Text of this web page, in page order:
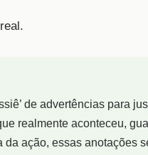
de advertências para
realmente aconteceu,
ação, essas anotações